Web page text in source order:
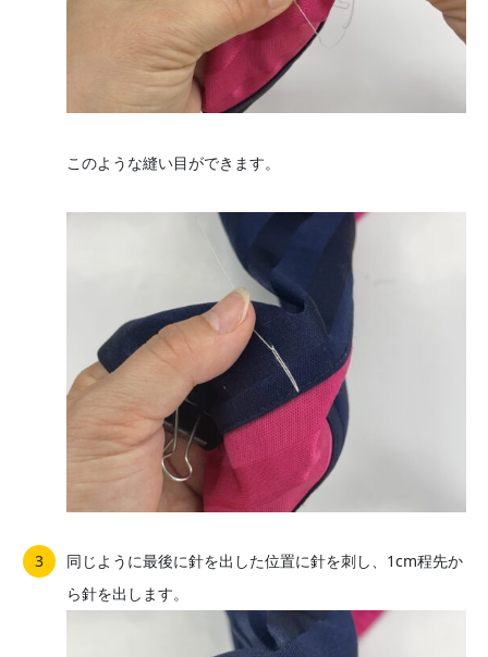
このような縫い目ができます。
同じように最後に針を出した位置に針を刺し、1cm程先か
ら針を出します。